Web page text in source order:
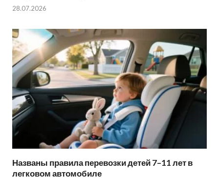
28.07.2026
Названы правила перевозки детей 7–11 лет в
легковом автомобиле